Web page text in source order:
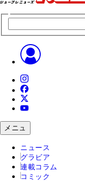
メニュ
ニュース
グラビア
連載コラム
コミック